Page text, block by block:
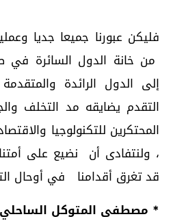
فليكن عبورنا جميعا جديا
من خانة الدول السائرة في
إلى الدول الرائدة
التقدم يضايقه مد التخلف
المحتكرين للتكنولوجيا
، ولنتفادى أن نضيع على
قد تغرق أقدامنا في أوحال
* مصطفى المتوكل الساحلي